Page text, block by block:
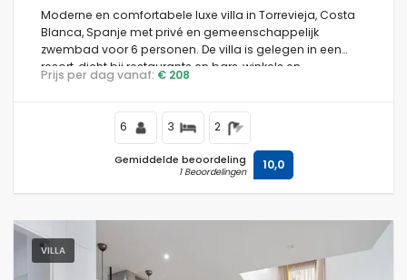
Moderne en comfortabele luxe villa in Torrevieja, Costa
Blanca, Spanje met privé en gemeenschappelijk
zwembad voor 6 personen. De villa is gelegen in een
resort, dicht bij restaurants en bars, winkels en
supermarkten, en op 4 km van het strand.
Prijs per dag vanaf: € 208
6 3 2
Gemiddelde beoordeling
1 Beoordelingen 10,0
VILLA